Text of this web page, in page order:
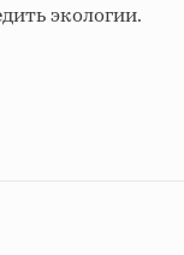
экологии.